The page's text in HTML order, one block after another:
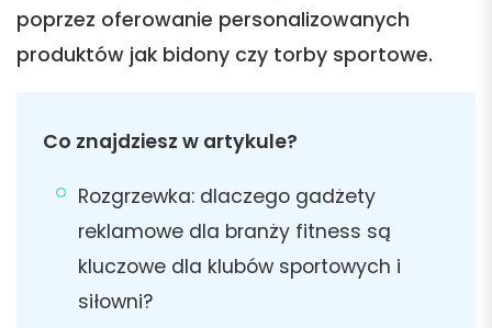
poprzez oferowanie personalizowanych
produktów jak bidony czy torby sportowe.
Co znajdziesz w artykule?
Rozgrzewka: dlaczego gadżety
reklamowe dla branży fitness są
kluczowe dla klubów sportowych i
siłowni?